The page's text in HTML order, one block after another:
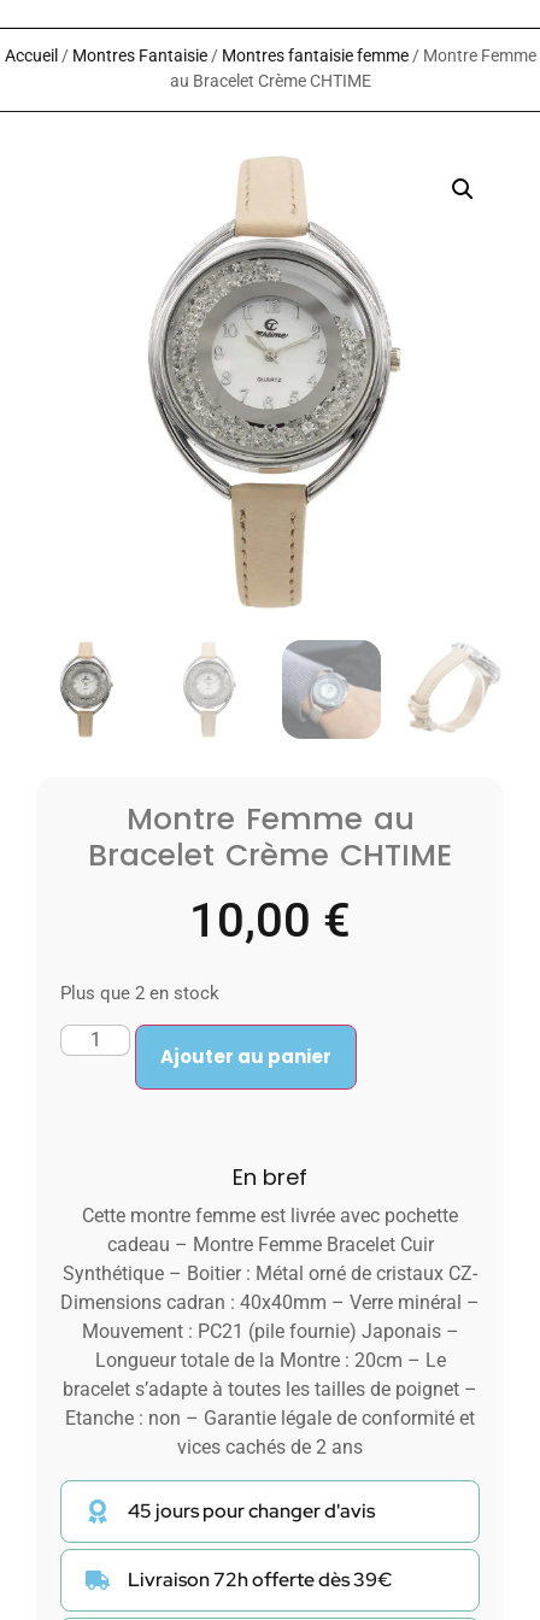
Accueil/ Montres Fantaisie/ Montres fantaisie femme/ Montre Femme
au Bracelet Crème CHTIME
Montre Femme au
Bracelet Crème CHTIME
10,00 €
Plus que 2 en stock
Ajouter au panier
En bref
Cette montre femme est livrée avec pochette
cadeau – Montre Femme Bracelet Cuir
Synthétique – Boitier : Métal orné de cristaux CZ-
Dimensions cadran : 40x40mm – Verre minéral –
Mouvement : PC21 (pile fournie) Japonais –
Longueur totale de la Montre : 20cm – Le
bracelet s’adapte à toutes les tailles de poignet –
Etanche : non – Garantie légale de conformité et
vices cachés de 2 ans
45 jours pour changer d'avis
Livraison 72h offerte dès 39€